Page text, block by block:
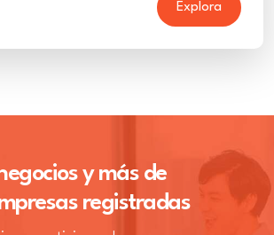
Explora
y más de
registradas